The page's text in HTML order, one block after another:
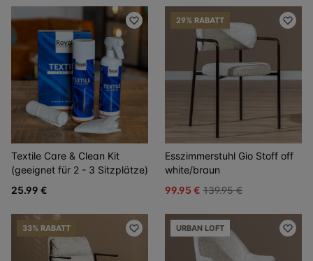
Textile Care & Clean Kit
(geeignet für 2 - 3 Sitzplätze)
25.99 €
29% RABATT
Esszimmerstuhl Gio Stoff off
white/braun
99.95 € 139.95 €
33% RABATT URBAN LOFT